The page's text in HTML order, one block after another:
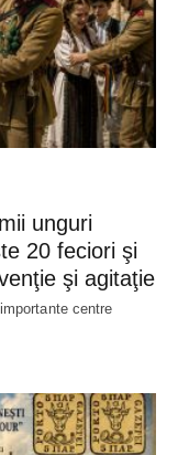
unguri
20 feciori şi
şi agitaţie
centre